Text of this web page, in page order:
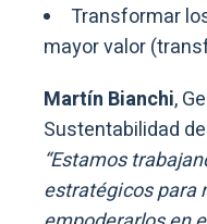
Transformar
mayor valor
Martín Bianchi,
Sustentabilidad
“Estamos
estratégicos para